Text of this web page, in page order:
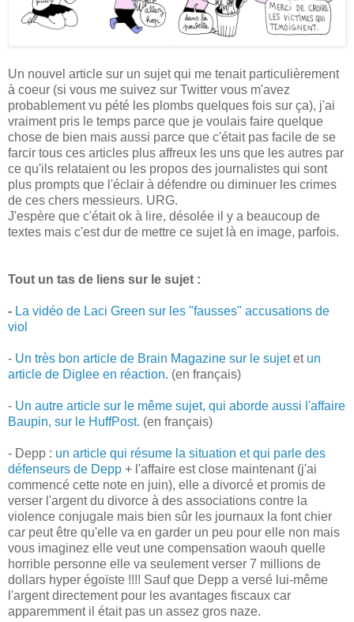
Un nouvel article sur un sujet qui me tenait particulièrement
à coeur (si vous me suivez sur Twitter vous m'avez
probablement vu pété les plombs quelques fois sur ça), j'ai
vraiment pris le temps parce que je voulais faire quelque
chose de bien mais aussi parce que c'était pas facile de se
farcir tous ces articles plus affreux les uns que les autres par
ce qu'ils relataient ou les propos des journalistes qui sont
plus prompts que l'éclair à défendre ou diminuer les crimes
de ces chers messieurs. URG.
J'espère que c'était ok à lire, désolée il y a beaucoup de
textes mais c'est dur de mettre ce sujet là en image, parfois.
Tout un tas de liens sur le sujet :
- La vidéo de Laci Green sur les "fausses" accusations de
viol
- Un très bon article de Brain Magazine sur le sujetet un
article de Diglee en réaction. (en français)
- Un autre article sur le même sujet, qui aborde aussi l'affaire
Baupin, sur le HuffPost. (en français)
- Depp : un article qui résume la situation et qui parle des
défenseurs de Depp + l'affaire est close maintenant (j'ai
commencé cette note en juin), elle a divorcé et promis de
verser l'argent du divorce à des associations contre la
violence conjugale mais bien sûr les journaux la font chier
car peut être qu'elle va en garder un peu pour elle non mais
vous imaginez elle veut une compensation waouh quelle
horrible personne elle va seulement verser 7 millions de
dollars hyper égoïste !!!! Sauf que Depp a versé lui-même
l'argent directement pour les avantages fiscaux car
apparemment il était pas un assez gros naze.